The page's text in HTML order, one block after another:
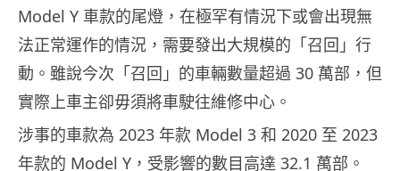
Model Y 車款的尾燈，在極罕有情況下或會出現無
法正常運作的情況，需要發出大規模的「召回」行
動。雖說今次「召回」的車輛數量超過 30 萬部，但
實際上車主卻毋須將車駛往維修中心。
涉事的車款為 2023 年款 Model 3 和 2020 至 2023
年款的 Model Y，受影響的數目高達 32.1 萬部。